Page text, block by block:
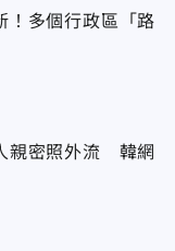
！多個行政區「路
親密照外流 韓網